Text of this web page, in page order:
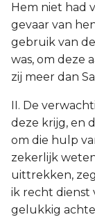
Hem niet had
gevaar van
gebruik van
was, om deze
zij meer dan
II. De
deze krijg, en
om die hulp
zekerlijk
uittrekken,
ik recht dienst
gelukkig